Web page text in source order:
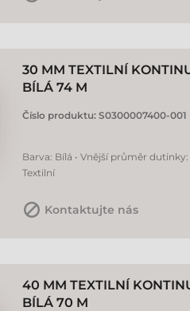
30 MM TEXTILNÍ
BÍLÁ 74 M
Číslo produktu: S0300007400-001
Barva: Bílá • Vnější průměr
Textilní
Kontaktujte nás
40 MM TEXTILNÍ
BÍLÁ 70 M